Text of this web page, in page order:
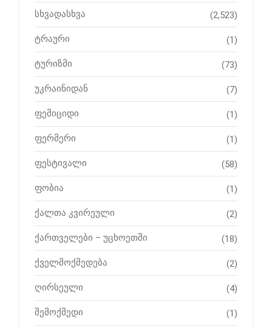
სხვადასხვა (2,523)
ტრაური (1)
ტურიზმი (73)
უკრაინიდან (7)
ფემიციდი (1)
ფერმერი (1)
ფესტივალი (58)
ფობია (1)
ქალთა კვირეული (2)
ქართველები – უცხოეთში (18)
ქველმოქმედება (2)
ღირსეული (4)
შემოქმედი (1)